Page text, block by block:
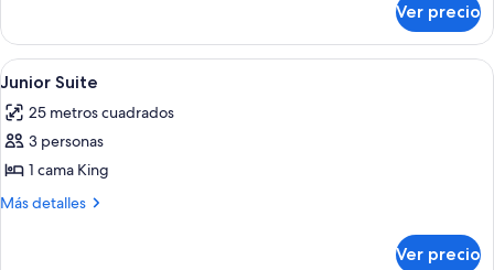
Ver precio
Abrir
todas
las
fotos
de
Junior
Un dormitorio con cama, mesitas de
1
Junior Suite
25 metros cuadrados
3 personas
1 cama King
Más detalles
Más
Ver precio